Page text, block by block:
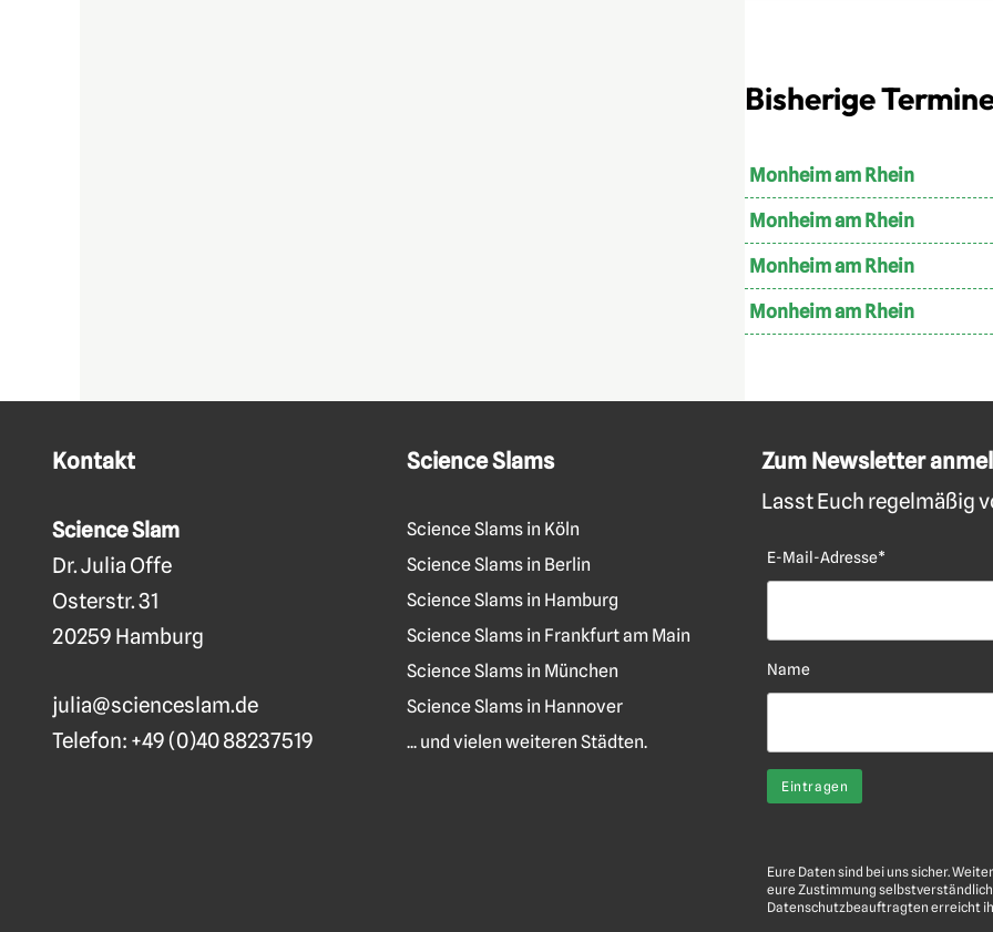
Bisherige
Monheim am Rhein
Monheim am Rhein
Monheim am Rhein
Monheim am Rhein
Kontakt
Science Slam
Dr. Julia Offe
Osterstr. 31
20259 Hamburg
julia@scienceslam.de
Telefon: +49 (0)40 88237519
Science Slams
Science Slams in Köln
Science Slams in Berlin
Science Slams in Hamburg
Science Slams in Frankfurt am Main
Science Slams in München
Science Slams in Hannover
... und vielen weiteren Städten.
Zum Newsletter
Lasst Euch regelmäßig
E-Mail-Adresse*
Name
Eure Daten sind bei uns sicher.
eure Zustimmung
Datenschutzbeauftragten erreicht